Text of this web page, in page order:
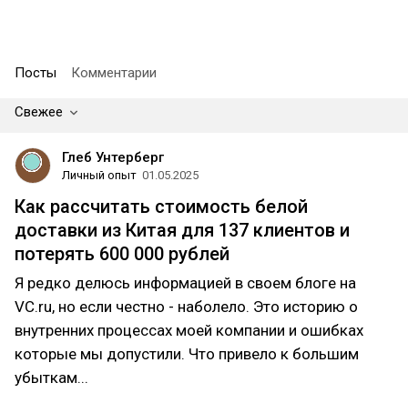
Посты Комментарии
Свежее
Глеб Унтерберг
Личный опыт 01.05.2025
Как рассчитать стоимость белой
доставки из Китая для 137 клиентов и
потерять 600 000 рублей
Я редко делюсь информацией в своем блоге на
VC.ru, но если честно - наболело. Это историю о
внутренних процессах моей компании и ошибках
которые мы допустили. Что привело к большим
убыткам...